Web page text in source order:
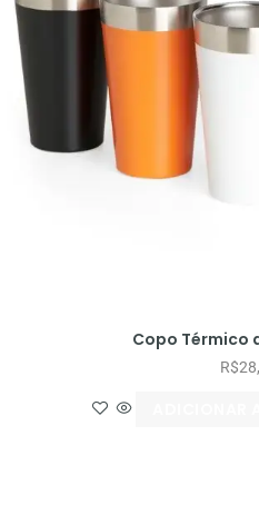
Copo Térmico
R$